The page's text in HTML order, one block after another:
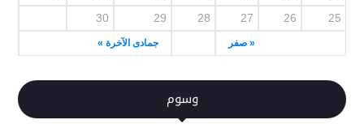
« صفر جمادى الآخرة »
25
26
27
28
29
30
وسوم